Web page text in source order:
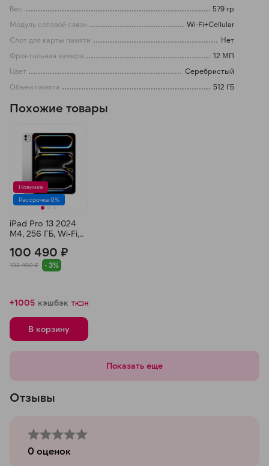
Вес
579 гр
Модуль сотовой связи
Wi-Fi+Cellular
Слот для карты памяти
Нет
Фронтальная камера
12 МП
Цвет
Серебристый
Объем памяти
512 ГБ
Похожие товары
Новинка
Рассрочка 0%
iPad Pro 13 2024
M4, 256 ГБ, Wi-Fi,
стекло,
Серебристый
100 490 ₽
103 490 ₽ - 3%
+1005 кэшбэк
В корзину
Показать еще
Отзывы
0 оценок